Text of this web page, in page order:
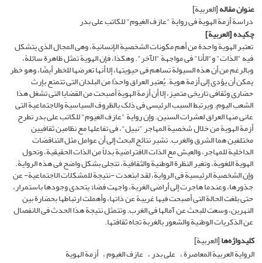
عنوان مقاله[العربیة]
دراسة أزمة الهویة فی روایة "عازف الغیوم" للکاتب علی بدر
چکیده[العربیة]
تعتبر الهویة واحدة من أهم مکونات الشخصیة الإنسانیة، وهی المجال الذی یتشکل
فیه "الذات" و"الأنا" فی مواجهة "الآخر". وهکذا، فإن الهویة تمثل ظاهرة سائلة،
وبالرغم من أن هذه السیولة تساهم فی حیویتها، إلا أنها تعرضها للخطر أیضًا، وهو خطر
یمکن أن یؤدی إلى أزمة هویة. یُعتبر العراق واحدًا من البلدان التی تتمتع بإرث
حضاری وثقافی تاریخی متمیز، إلا أن أزمة الهویة أصبحت من القضایا التی تشغل هذا
الشعب الیوم. ویرتبط السبب الرئیسی فی ذلک بالظروف السیاسیة والاجتماعیة التی
عانى منها العراق لعشرات السنین. وإن روایة "عازف الغیوم" للکاتب علی بدر تطرح
أزمة الهویة من خلال شخصیة المهاجر "نبیل"، فی تفاعلها مع نظامین ثقافیین
مختلفین هما الشرق والغرب. تشیر نتائج البحث إلى أن عوامل مثل التناقضات
الداخلیة للمهاجر، والعیش مع الذات الافتراضیة بدلاً من الذات الحقیقیة، وتحول
الهویة اللغویة، وتغیر النظرة الوطنیة والثقافیة، تتجلى بشکل واضح فی هذه الروایة.
وإن الشخصیة الرئیسیة فی الروایة، لقد ابتعدت -نتیجة للمشکلات الاجتماعیة- عن
جذورها، وعندما هاجرت إلى أراضی الغربة، واجهت فضاءً یتحدى وجودها باستمرار،
حتى بلغت الحالة التی أصبحت فیها غریبة عن ذاتها، وأهملت ارتباطها بحضارة بین
النهرین، وسعت للبحث عن آمالها فی الغرب. وتتمثل نتیجة هذا الحدث فی الانفصال
عن الذکریات الوطنیة والشعور بالغربة تجاه ثقافتها.
کلیدواژه‌ها[العربیة]
الروایة العربیة المعاصرة علی بدر عازف الغیوم أزمة الهویة